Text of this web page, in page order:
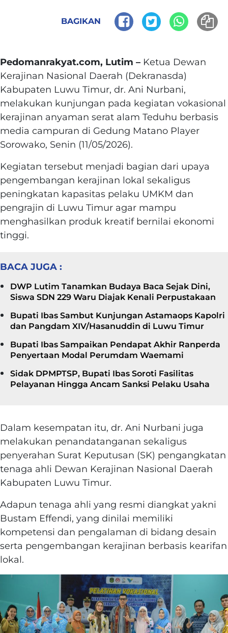
BAGIKAN
Pedomanrakyat.com, Lutim – Ketua Dewan
Kerajinan Nasional Daerah (Dekranasda)
Kabupaten Luwu Timur, dr. Ani Nurbani,
melakukan kunjungan pada kegiatan vokasional
kerajinan anyaman serat alam Teduhu berbasis
media campuran di Gedung Matano Player
Sorowako, Senin (11/05/2026).
Kegiatan tersebut menjadi bagian dari upaya
pengembangan kerajinan lokal sekaligus
peningkatan kapasitas pelaku UMKM dan
pengrajin di Luwu Timur agar mampu
menghasilkan produk kreatif bernilai ekonomi
tinggi.
BACA JUGA :
DWP Lutim Tanamkan Budaya Baca Sejak Dini,
Siswa SDN 229 Waru Diajak Kenali Perpustakaan
Bupati Ibas Sambut Kunjungan Astamaops Kapolri
dan Pangdam XIV/Hasanuddin di Luwu Timur
Bupati Ibas Sampaikan Pendapat Akhir Ranperda
Penyertaan Modal Perumdam Waemami
Sidak DPMPTSP, Bupati Ibas Soroti Fasilitas
Pelayanan Hingga Ancam Sanksi Pelaku Usaha
Dalam kesempatan itu, dr. Ani Nurbani juga
melakukan penandatanganan sekaligus
penyerahan Surat Keputusan (SK) pengangkatan
tenaga ahli Dewan Kerajinan Nasional Daerah
Kabupaten Luwu Timur.
Adapun tenaga ahli yang resmi diangkat yakni
Bustam Effendi, yang dinilai memiliki
kompetensi dan pengalaman di bidang desain
serta pengembangan kerajinan berbasis kearifan
lokal.